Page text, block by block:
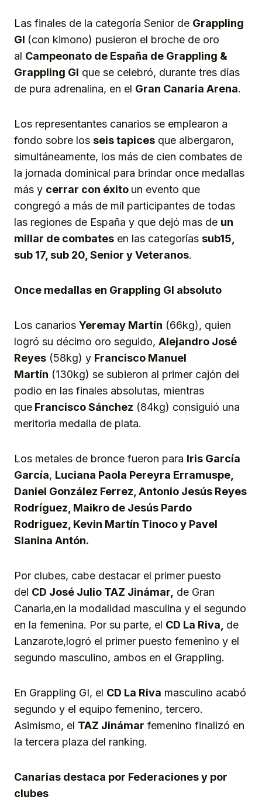
Las finales de la categoría Senior de Grappling
GI (con kimono) pusieron el broche de oro
al Campeonato de España de Grappling &
Grappling GI que se celebró, durante tres días
de pura adrenalina, en el Gran Canaria Arena.
Los representantes canarios se emplearon a
fondo sobre los seis tapices que albergaron,
simultáneamente, los más de cien combates de
la jornada dominical para brindar once medallas
más y cerrar con éxito un evento que
congregó a más de mil participantes de todas
las regiones de España y que dejó mas de un
millar de combates en las categorías sub15,
sub 17, sub 20, Senior yVeteranos.
Once medallas en Grappling GI absoluto
Los canarios Yeremay Martín (66kg), quien
logró su décimo oro seguido, Alejandro José
Reyes (58kg) y Francisco Manuel
Martín (130kg) se subieron al primer cajón del
podio en las finales absolutas, mientras
que Francisco Sánchez (84kg) consiguió una
meritoria medalla de plata.
Los metales de bronce fueron para Iris García
García, Luciana Paola Pereyra Erramuspe,
Daniel González Ferrez, Antonio Jesús Reyes
Rodríguez, Maikro de Jesús Pardo
Rodríguez, Kevin Martín Tinocoy Pavel
Slanina Antón.
Por clubes, cabe destacar el primer puesto
del CD José Julio TAZ Jinámar, de Gran
Canaria,en la modalidad masculina y el segundo
en la femenina. Por su parte, el CD La Riva, de
Lanzarote,logró el primer puesto femenino y el
segundo masculino, ambos en el Grappling.
En Grappling GI, el CD La Riva masculino acabó
segundo y el equipo femenino, tercero.
Asimismo, el TAZ Jinámar femenino finalizó en
la tercera plaza del ranking.
Canarias destaca por Federaciones y por
clubes